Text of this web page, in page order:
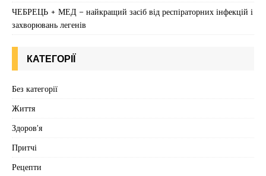
ЧЕБРЕЦЬ + МЕД – найкращий засіб від респіраторних інфекцій і
захворювань легенів
КАТЕГОРІЇ
Без категорії
Життя
Здоров'я
Притчі
Рецепти